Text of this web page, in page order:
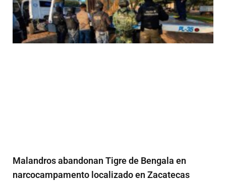
Malandros abandonan Tigre de Bengala en
narcocampamento localizado en Zacatecas